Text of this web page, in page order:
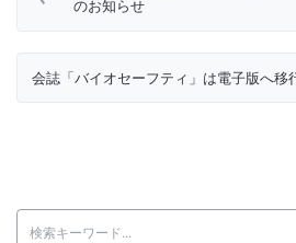
のお知らせ
会誌「バイオセーフティ」は電子版へ移